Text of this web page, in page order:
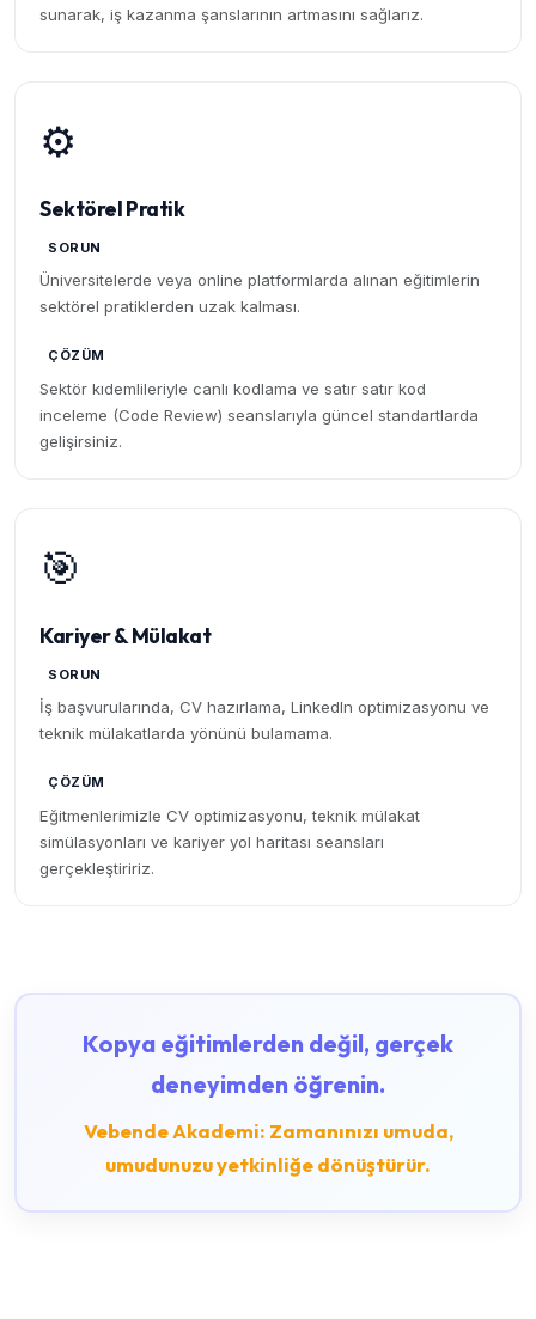
sunarak, iş kazanma şanslarının artmasını sağlarız.
⚙️
Sektörel Pratik
SORUN
Üniversitelerde veya online platformlarda alınan eğitimlerin
sektörel pratiklerden uzak kalması.
ÇÖZÜM
Sektör kıdemlileriyle canlı kodlama ve satır satır kod
inceleme (Code Review) seanslarıyla güncel standartlarda
gelişirsiniz.
🎯
Kariyer & Mülakat
SORUN
İş başvurularında, CV hazırlama, LinkedIn optimizasyonu ve
teknik mülakatlarda yönünü bulamama.
ÇÖZÜM
Eğitmenlerimizle CV optimizasyonu, teknik mülakat
simülasyonları ve kariyer yol haritası seansları
gerçekleştiririz.
Kopya eğitimlerden değil, gerçek
deneyimden öğrenin.
Vebende Akademi: Zamanınızı umuda,
umudunuzu yetkinliğe dönüştürür.